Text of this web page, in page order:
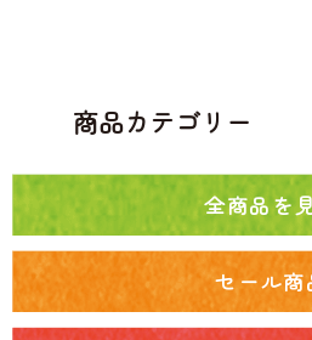
商品カテゴリー
全商品を
セール商